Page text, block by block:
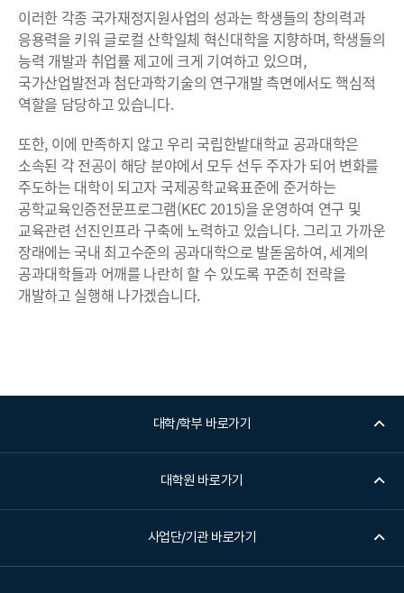
이러한 각종 국가재정지원사업의 성과는 학생들의 창의력과
응용력을 키워 글로컬 산학일체 혁신대학을 지향하며, 학생들의
능력 개발과 취업률 제고에 크게 기여하고 있으며,
국가산업발전과 첨단과학기술의 연구개발 측면에서도 핵심적
역할을 담당하고 있습니다.
또한, 이에 만족하지 않고 우리 국립한밭대학교 공과대학은
소속된 각 전공이 해당 분야에서 모두 선두 주자가 되어 변화를
주도하는 대학이 되고자 국제공학교육표준에 준거하는
공학교육인증전문프로그램(KEC 2015)을 운영하여 연구 및
교육관련 선진인프라 구축에 노력하고 있습니다. 그리고 가까운
장래에는 국내 최고수준의 공과대학으로 발돋움하여, 세계의
공과대학들과 어깨를 나란히 할 수 있도록 꾸준히 전략을
개발하고 실행해 나가겠습니다.
대학/학부 바로가기
대학원 바로가기
사업단/기관 바로가기